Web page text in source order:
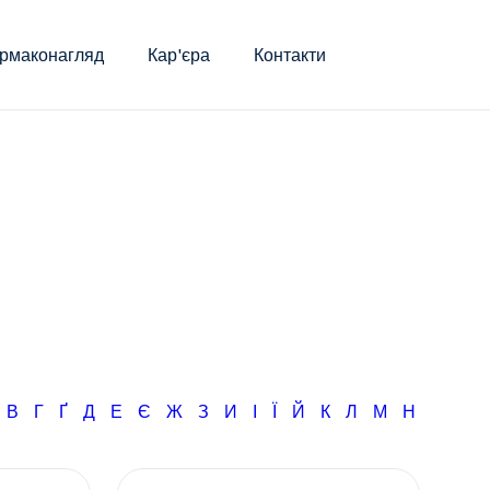
Кар'єра Контакти
В Г Ґ Д Е Є Ж З И І Ї Й К Л М Н